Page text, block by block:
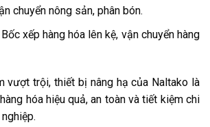
chuyển nông sản, phân bón.
xếp hàng hóa lên kệ, vận chuyển hàng
vượt trội, thiết bị nâng hạ của Naltako là
hóa hiệu quả, an toàn và tiết kiệm chi